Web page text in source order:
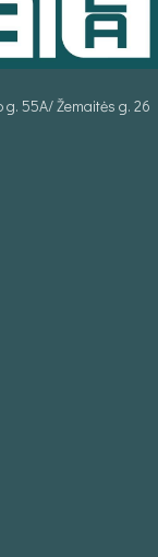
55A/ Žemaitės g. 26